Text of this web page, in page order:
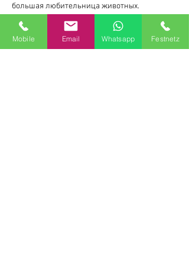
большая любительница животных.
Если кто-нибудь, прочитав это, почувствует
желание подчинить меня таким образом, я
Mobile Email Whatsapp Festnetz